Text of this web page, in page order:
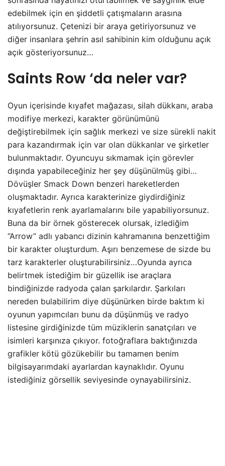
edebilmek için en şiddetli çatışmaların arasına
atılıyorsunuz. Çetenizi bir araya getiriyorsunuz ve
diğer insanlara şehrin asıl sahibinin kim olduğunu açık
açık gösteriyorsunuz…
Saints Row ‘da neler var?
Oyun içerisinde kıyafet mağazası, silah dükkanı, araba
modifiye merkezi, karakter görünümünü
değiştirebilmek için sağlık merkezi ve size sürekli nakit
para kazandırmak için var olan dükkanlar ve şirketler
bulunmaktadır. Oyuncuyu sıkmamak için görevler
dışında yapabileceğiniz her şey düşünülmüş gibi…
Dövüşler Smack Down benzeri hareketlerden
oluşmaktadır. Ayrıca karakterinize giydirdiğiniz
kıyafetlerin renk ayarlamalarını bile yapabiliyorsunuz.
Buna da bir örnek gösterecek olursak, izlediğim
“Arrow” adlı yabancı dizinin kahramanına benzettiğim
bir karakter oluşturdum. Aşırı benzemese de sizde bu
tarz karakterler oluşturabilirsiniz…Oyunda ayrıca
belirtmek istediğim bir güzellik ise araçlara
bindiğinizde radyoda çalan şarkılardır. Şarkıları
nereden bulabilirim diye düşünürken birde baktım ki
oyunun yapımcıları bunu da düşünmüş ve radyo
listesine girdiğinizde tüm müziklerin sanatçıları ve
isimleri karşınıza çıkıyor. fotoğraflara baktığınızda
grafikler kötü gözükebilir bu tamamen benim
bilgisayarımdaki ayarlardan kaynaklıdır. Oyunu
istediğiniz görsellik seviyesinde oynayabilirsiniz.